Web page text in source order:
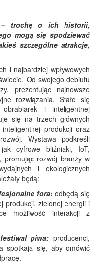
– trochę o ich historii,
mogą się spodziewać
szczególne atrakcje,
i najbardziej wpływowych
Od swojego debiutu
prezentując najnowsze
rozwiązania. Stało się
i inteligentnej
się na trzech głównych
produkcji oraz
Wystawa podkreśli
cyfrowe bliźniaki, IoT,
promując rozwój branży w
i ekologicznych
będą:
fora:odbędą się
produkcji, zielonej energii i
możliwość interakcji z
piwa:producenci,
spotkają się, aby omówić